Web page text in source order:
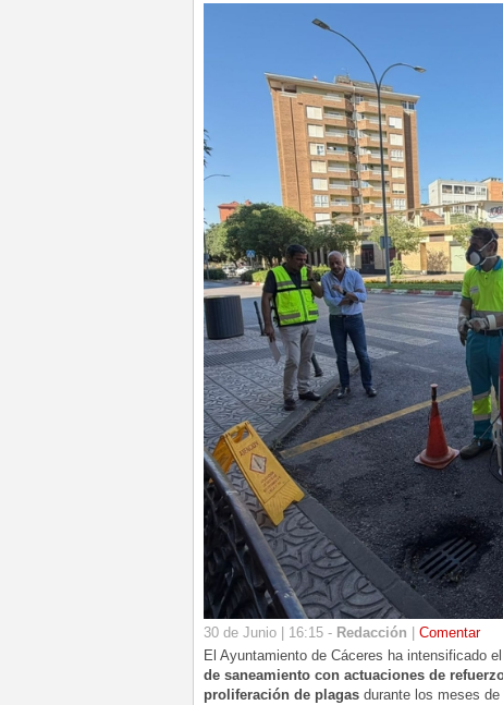
30 de Junio | 16:15 - Redacción
Comentar
El Ayuntamiento de Cáceres ha intensificado el
de saneamiento con actuaciones de
proliferación de plagas durante los meses